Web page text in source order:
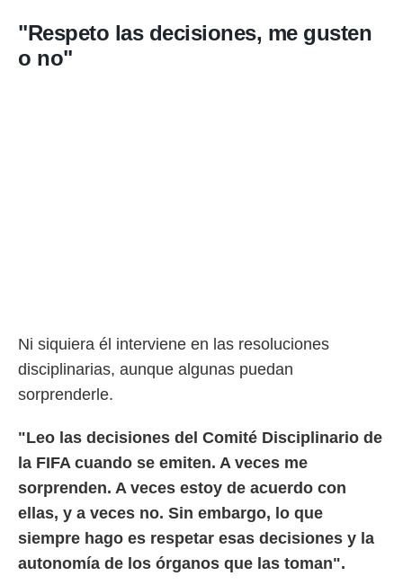
"Respeto las decisiones, me gusten
o no"
Ni siquiera él interviene en las resoluciones
disciplinarias, aunque algunas puedan
sorprenderle.
"Leo las decisiones del Comité Disciplinario de
la FIFA cuando se emiten. A veces me
sorprenden. A veces estoy de acuerdo con
ellas, y a veces no. Sin embargo, lo que
siempre hago es respetar esas decisiones y la
autonomía de los órganos que las toman".